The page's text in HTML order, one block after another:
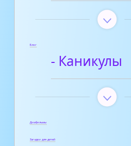
Блог
- Каникулы
Диафильмы
Загадки для детей